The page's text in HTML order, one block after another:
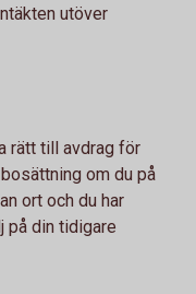
utöver
rätt till avdrag för
om du på
ort och du har
på din tidigare